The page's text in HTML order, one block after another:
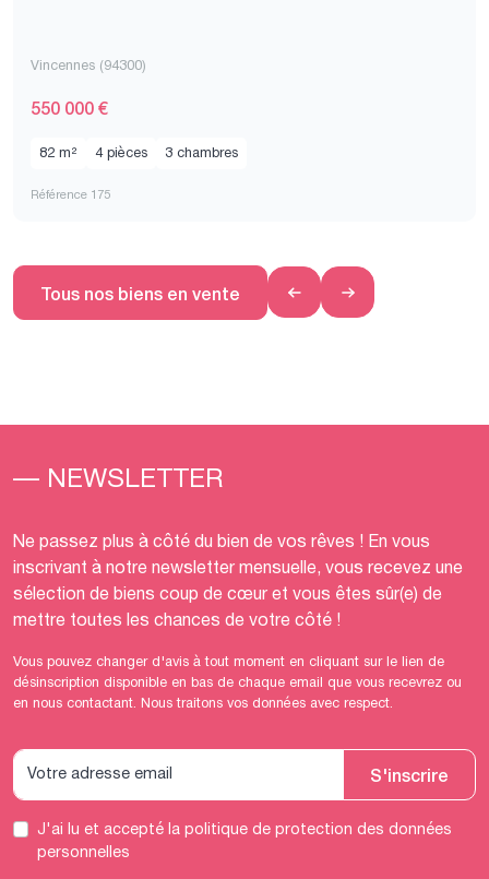
Vincennes (94300)
550 000 €
82 m² 4 pièces 3 chambres
Référence 175
Tous nos biens en vente
— NEWSLETTER
Ne passez plus à côté du bien de vos rêves ! En vous
inscrivant à notre newsletter mensuelle, vous recevez une
sélection de biens coup de cœur et vous êtes sûr(e) de
mettre toutes les chances de votre côté !
Vous pouvez changer d'avis à tout moment en cliquant sur le lien de
désinscription disponible en bas de chaque email que vous recevrez ou
en nous contactant. Nous traitons vos données avec respect.
S'inscrire
J'ai lu et acceptéla politique de protection des données
personnelles